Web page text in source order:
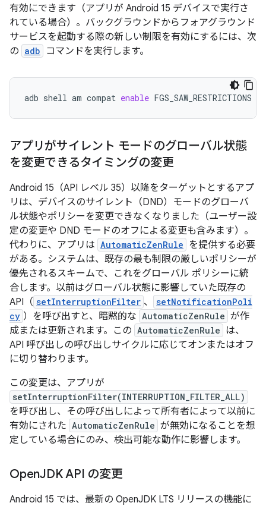
有効にできます（アプリが Android 15 デバイスで実行さ
れている場合）。バックグラウンドからフォアグラウンド
サービスを起動する際の新しい制限を有効にするには、次
の adb コマンドを実行します。
adb shell am compat enable FGS_SAW_RESTRICTIONS
アプリがサイレント モードのグローバル状態
を変更できるタイミングの変更
Android 15（API レベル 35）以降をターゲットとするアプ
リは、デバイスのサイレント（DND）モードのグローバ
ル状態やポリシーを変更できなくなりました（ユーザー設
定の変更や DND モードのオフによる変更も含みます）。
代わりに、アプリは AutomaticZenRule を提供する必要
がある。システムは、既存の最も制限の厳しいポリシーが
優先されるスキームで、これをグローバル ポリシーに統
合します。以前はグローバル状態に影響していた既存の
API（ setInterruptionFilter 、
setNotificationPoli
cy ）を呼び出すと、暗黙的な AutomaticZenRule が作
成または更新されます。この AutomaticZenRule は、
API 呼び出しの呼び出しサイクルに応じてオンまたはオフ
に切り替わります。
この変更は、アプリが
setInterruptionFilter(INTERRUPTION_FILTER_ALL)
を呼び出し、その呼び出しによって所有者によって以前に
有効にされた AutomaticZenRule が無効になることを想
定している場合にのみ、検出可能な動作に影響します。
OpenJDK API の変更
Android 15 では、最新の OpenJDK LTS リリースの機能に